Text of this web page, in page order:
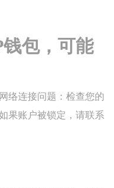
包，可能
络连接问题：检查您的
果账户被锁定，请联系